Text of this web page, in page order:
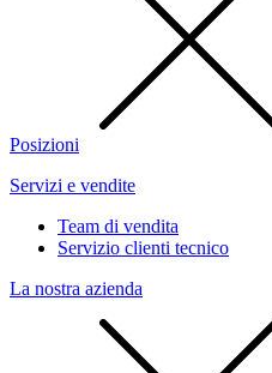
Posizioni
Servizi e vendite
Team di vendita
Servizio clienti tecnico
La nostra azienda